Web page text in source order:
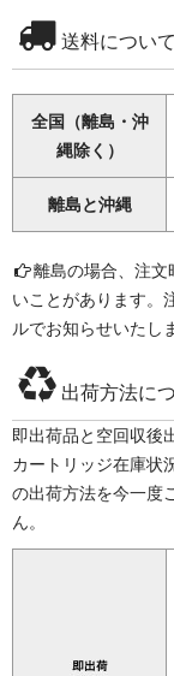
送料について
全国（離島・沖
縄除く）
離島と沖縄
離島の場合、注文
いことがあります。
ルでお知らせいたし
出荷方法に
即出荷品と空回収後
カートリッジ在庫状
の出荷方法を今一度
ん。